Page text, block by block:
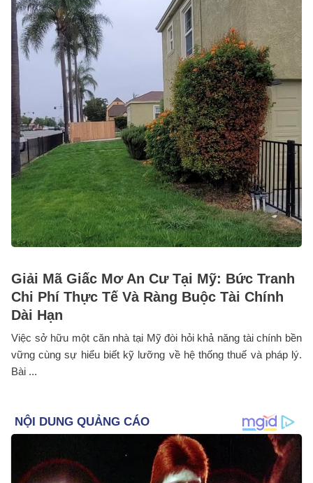
Giải Mã Giấc Mơ An Cư Tại Mỹ: Bức Tranh
Chi Phí Thực Tế Và Ràng Buộc Tài Chính
Dài Hạn
Việc sở hữu một căn nhà tại Mỹ đòi hỏi khả năng tài chính bền
vững cùng sự hiểu biết kỹ lưỡng về hệ thống thuế và pháp lý.
Bài ...